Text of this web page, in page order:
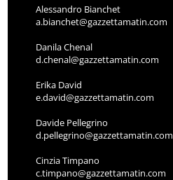
Alessandro Bianchet
a.bianchet@gazzettamatin.com
Danila Chenal
d.chenal@gazzettamatin.com
Erika David
e.david@gazzettamatin.com
Davide Pellegrino
d.pellegrino@gazzettamatin.com
Cinzia Timpano
c.timpano@gazzettamatin.com